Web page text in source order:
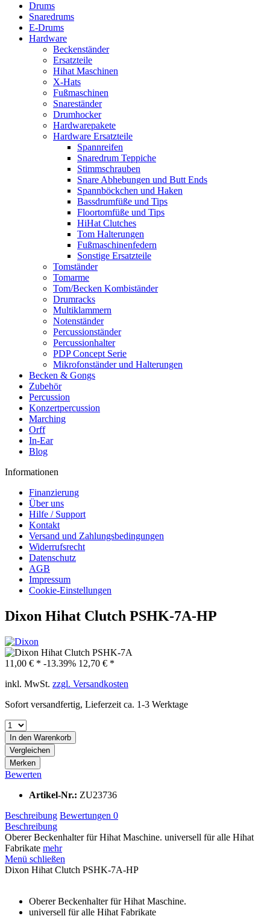
Drums
Snaredrums
E-Drums
Hardware
Beckenständer
Ersatzteile
Hihat Maschinen
X-Hats
Fußmaschinen
Snareständer
Drumhocker
Hardwarepakete
Hardware Ersatzteile
Spannreifen
Snaredrum Teppiche
Stimmschrauben
Snare Abhebungen und Butt Ends
Spannböckchen und Haken
Bassdrumfüße und Tips
Floortomfüße und Tips
HiHat Clutches
Tom Halterungen
Fußmaschinenfedern
Sonstige Ersatzteile
Tomständer
Tomarme
Tom/Becken Kombiständer
Drumracks
Multiklammern
Notenständer
Percussionständer
Percussionhalter
PDP Concept Serie
Mikrofonständer und Halterungen
Becken & Gongs
Zubehör
Percussion
Konzertpercussion
Marching
Orff
In-Ear
Blog
Informationen
Finanzierung
Über uns
Hilfe / Support
Kontakt
Versand und Zahlungsbedingungen
Widerrufsrecht
Datenschutz
AGB
Impressum
Cookie-Einstellungen
Dixon Hihat Clutch PSHK-7A-HP
11,00 € * -13.39% 12,70 € *
inkl. MwSt. zzgl. Versandkosten
Sofort versandfertig, Lieferzeit ca. 1-3 Werktage
In den Warenkorb
Vergleichen
Merken
Bewerten
Artikel-Nr.: ZU23736
Beschreibung Bewertungen 0
Beschreibung
Oberer Beckenhalter für Hihat Maschine. universell für alle Hihat
Fabrikate mehr
Menü schließen
Dixon Hihat Clutch PSHK-7A-HP
Oberer Beckenhalter für Hihat Maschine.
universell für alle Hihat Fabrikate